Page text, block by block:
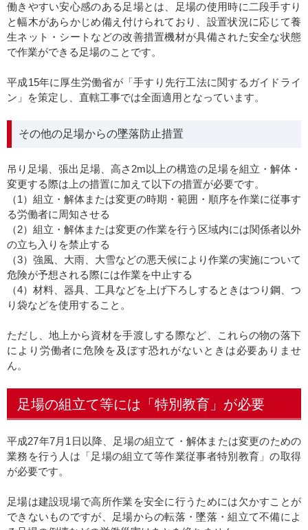
働きやすい安心感のある足場とは、足場の使用時に二段手すり
と幅木があらかじめ備え付けられており、設置状況に応じて養
生ネット・シートなどの改善措置機材が具備された安全な状態
で作業ができる足場のことです。
平成15年に厚生労働省が「手すり先行工法に関するガイドライ
ン」を策定し、直轄工事では全面適用となっています。
その他の足場からの墜落防止措置
吊り足場、張出足場、高さ2m以上の構造の足場を組立・解体・
変更する際は上の措置に加えて以下の措置が必要です。
（1）組立・解体または変更の時期・範囲・順序を作業に従事す
る労働者に周知させる
（2）組立・解体または変更の作業を行う区域内には関係者以外
の立ち入りを禁止する
（3）強風、大雨、大雪などの悪天候により作業の実施について
危険が予想される際には作業を中止する
（4）材料、器具、工具などを上げ下ろしするときはつり鋼、つ
り袋などを使用すること。
ただし、地上から資材を手渡しする際など、これらの物の落下
により労働者に危険を及ぼす恐れがないときは必要ありませ
ん。
足場の組立て等には「特別教育」が必要
平成27年7月1日以降、足場の組立て・解体または変更のための
業務を行う人は「足場の組立て等作業従事者特別教育」の取得
が必要です。
足場は建設現場で高所作業を安全に行うためには欠かすことが
できないものですが、足場からの転落・墜落・組立て不備によ